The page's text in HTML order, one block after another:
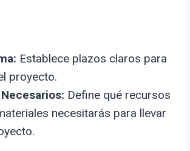
Establece plazos claros para
proyecto.
Define qué recursos
necesitarás para llevar